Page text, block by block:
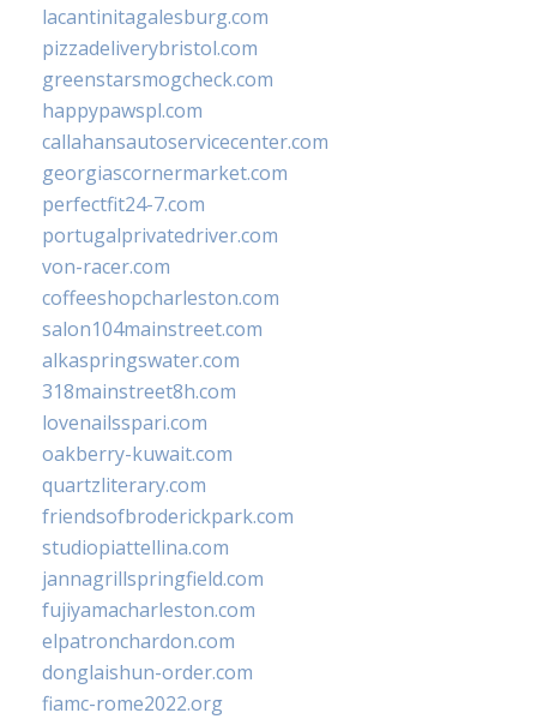
lacantinitagalesburg.com
pizzadeliverybristol.com
greenstarsmogcheck.com
happypawspl.com
callahansautoservicecenter.com
georgiascornermarket.com
perfectfit24-7.com
portugalprivatedriver.com
von-racer.com
coffeeshopcharleston.com
salon104mainstreet.com
alkaspringswater.com
318mainstreet8h.com
lovenailsspari.com
oakberry-kuwait.com
quartzliterary.com
friendsofbroderickpark.com
studiopiattellina.com
jannagrillspringfield.com
fujiyamacharleston.com
elpatronchardon.com
donglaishun-order.com
fiamc-rome2022.org